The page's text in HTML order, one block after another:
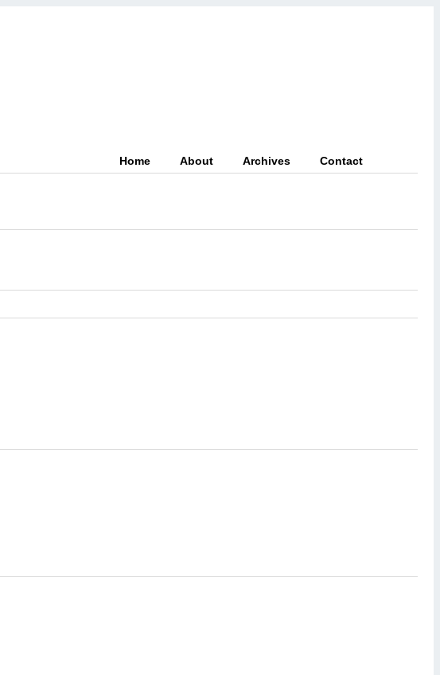
Home About Archives Contact